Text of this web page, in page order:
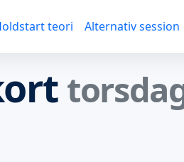
teori Alternativ session